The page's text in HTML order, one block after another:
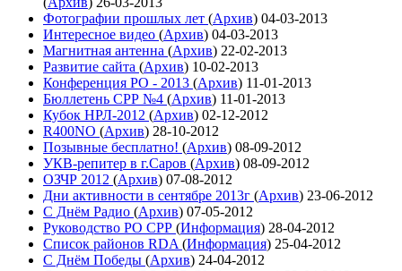
Фотографии прошлых лет (Архив) 04-03-2013
Интересное видео (Архив) 04-03-2013
Магнитная антенна (Архив) 22-02-2013
Развитие сайта (Архив) 10-02-2013
Конференция РО - 2013 (Архив) 11-01-2013
Бюллетень СРР №4 (Архив) 11-01-2013
Кубок НРЛ-2012 (Архив) 02-12-2012
R400NO (Архив) 28-10-2012
Позывные бесплатно! (Архив) 08-09-2012
УКВ-репитер в г.Саров (Архив) 08-09-2012
ОЗЧР 2012 (Архив) 07-08-2012
Дни активности в сентябре 2013г (Архив) 23-06-2012
С Днём Радио (Архив) 07-05-2012
Руководство РО СРР (Информация) 28-04-2012
Список районов RDA (Информация) 25-04-2012
С Днём Победы (Архив) 24-04-2012